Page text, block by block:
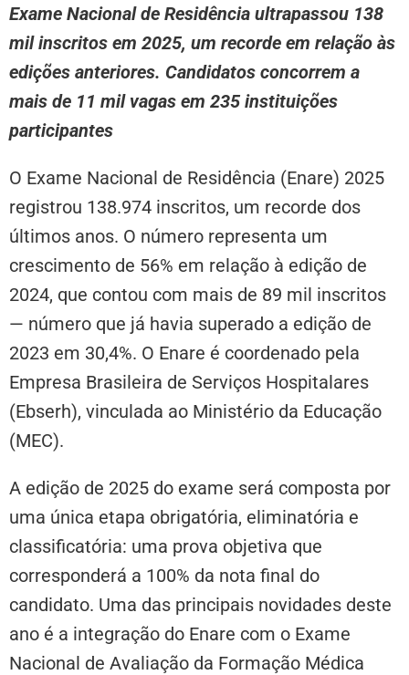
Exame Nacional de Residência ultrapassou 138
mil inscritos em 2025, um recorde em relação às
edições anteriores. Candidatos concorrem a
mais de 11 mil vagas em 235 instituições
participantes
O Exame Nacional de Residência (Enare) 2025
registrou 138.974 inscritos, um recorde dos
últimos anos. O número representa um
crescimento de 56% em relação à edição de
2024, que contou com mais de 89 mil inscritos
— número que já havia superado a edição de
2023 em 30,4%. O Enare é coordenado pela
Empresa Brasileira de Serviços Hospitalares
(Ebserh), vinculada ao Ministério da Educação
(MEC).
A edição de 2025 do exame será composta por
uma única etapa obrigatória, eliminatória e
classificatória: uma prova objetiva que
corresponderá a 100% da nota final do
candidato. Uma das principais novidades deste
ano é a integração do Enare com o Exame
Nacional de Avaliação da Formação Médica